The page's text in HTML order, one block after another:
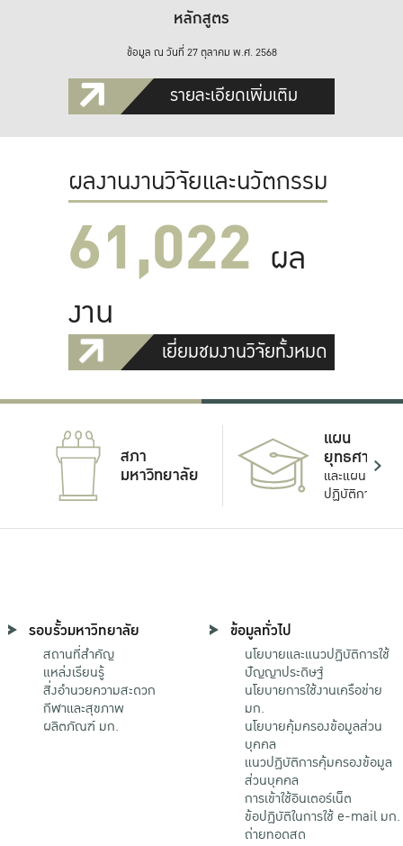
หลักสูตร
ข้อมูล ณ วันที่ 27 ตุลาคม พ.ศ. 2568
รายละเอียดเพิ่มเติม
ผลงานงานวิจัยและนวัตกรรม
61,022 ผล
งาน
เยี่ยมชมงานวิจัยทั้งหมด
สภา
มหาวิทยาลัย
แผน
ยุทธศาสตร์
และแผน
ปฏิบัติการ
รอบรั้วมหาวิทยาลัย
สถานที่สำคัญ
แหล่งเรียนรู้
สิ่งอำนวยความสะดวก
กีฬาและสุขภาพ
ผลิตภัณฑ์ มก.
ข้อมูลทั่วไป
นโยบายและแนวปฏิบัติการใช้
ปัญญาประดิษฐ์
นโยบายการใช้งานเครือข่าย
มก.
นโยบายคุ้มครองข้อมูลส่วน
บุคคล
แนวปฏิบัติการคุ้มครองข้อมูล
ส่วนบุคคล
การเข้าใช้อินเตอร์เน็ต
ข้อปฏิบัติในการใช้ e-mail มก.
ถ่ายทอดสด